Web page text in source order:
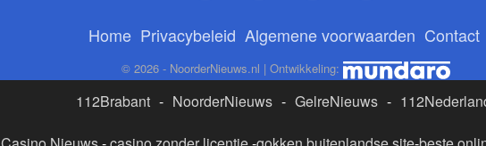
Home Privacybeleid Algemene voorwaarden Contact
© 2026 - NoorderNieuws.nl | Ontwikkeling:
112Brabant - NoorderNieuws - GelreNieuws -